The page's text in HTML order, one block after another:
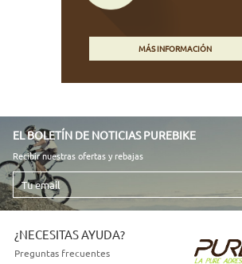
MÁS INFORMACIÓN
EL BOLETÍN DE NOTICIAS PUREBIKE
Recibir nuestras ofertas y rebajas
Tu
email
¿NECESITAS AYUDA?
Preguntas frecuentes